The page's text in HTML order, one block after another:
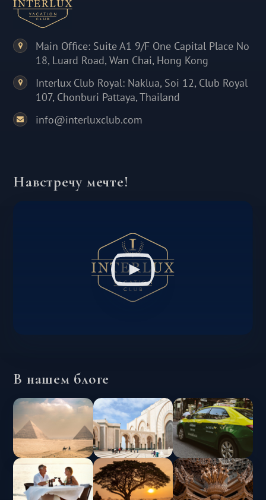
Main Office: Suite A1 9/F One Capital Place No
18, Luard Road, Wan Chai, Hong Kong
Interlux Club Royal: Naklua, Soi 12, Club Royal
107, Chonburi Pattaya, Thailand
info@interluxclub.com
Навстречу мечте!
В нашем блоге